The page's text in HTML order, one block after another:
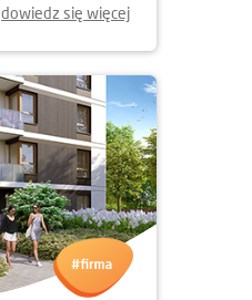
dowiedz się więcej